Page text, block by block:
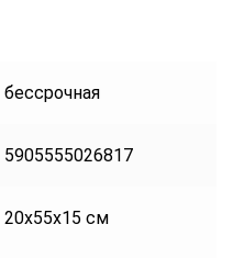
бессрочная
5905555026817
20x55x15 см